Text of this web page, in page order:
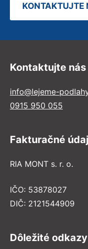
KONTAKTUJTE
Kontaktujte nás
info@lejeme-
0915 950 055
Fakturačné
RIA MONT s. r. o.
IČO: 53878027
DIČ: 2121544909
Dôležité odkazy